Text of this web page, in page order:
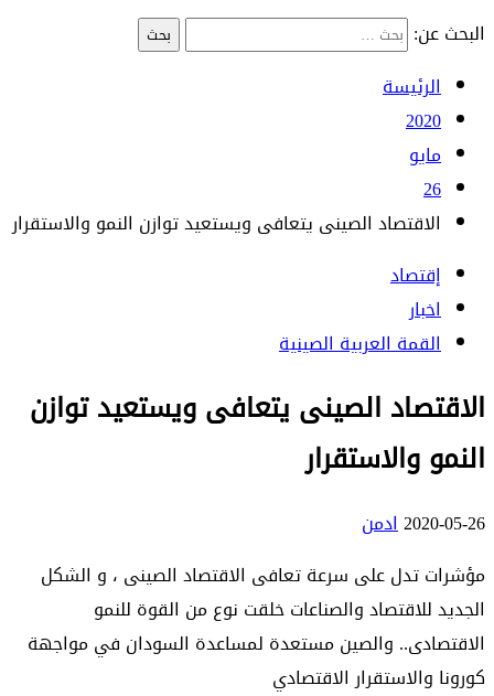
البحث عن:
الرئيسة
2020
مايو
26
الاقتصاد الصينى يتعافى ويستعيد توازن النمو والاستقرار
إقتصاد
اخبار
القمة العربية الصينية
الاقتصاد الصينى يتعافى ويستعيد توازن
النمو والاستقرار
2020-05-26ادمن
مؤشرات تدل على سرعة تعافى الاقتصاد الصينى ، و الشكل
الجديد للاقتصاد والصناعات خلقت نوع من القوة للنمو
الاقتصادى.. والصين مستعدة لمساعدة السودان في مواجهة
كورونا والاستقرار الاقتصادي